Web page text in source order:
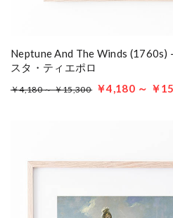
Neptune And The Winds (1760s)
スタ・ティエポロ
￥4,180 ～ ￥15,300 ￥4,180 ～ ￥